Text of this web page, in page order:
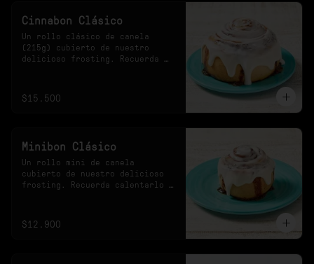
Cinnabon Clásico
Un rollo clásico de canela
(215g) cubierto de nuestro
delicioso frosting. Recuerda
$15.500
Minibon Clásico
Un rollo mini de canela
cubierto de nuestro delicioso
frosting. Recuerda calentarlo
$12.900